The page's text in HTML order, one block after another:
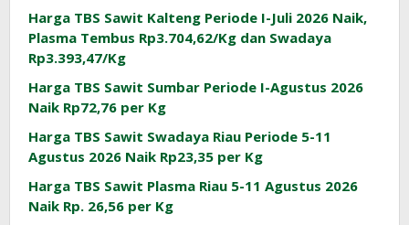
Harga TBS Sawit Kalteng Periode I-Juli 2026 Naik,
Plasma Tembus Rp3.704,62/Kg dan Swadaya
Rp3.393,47/Kg
Harga TBS Sawit Sumbar Periode I-Agustus 2026
Naik Rp72,76 per Kg
Harga TBS Sawit Swadaya Riau Periode 5-11
Agustus 2026 Naik Rp23,35 per Kg
Harga TBS Sawit Plasma Riau 5-11 Agustus 2026
Naik Rp. 26,56 per Kg